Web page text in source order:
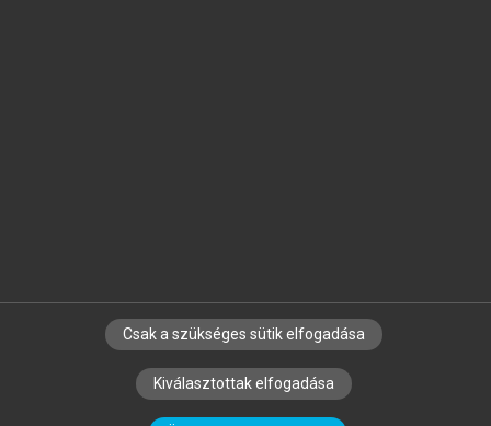
SZERZŐKNEK CÉGEKNEK KÖNYVTÁROSOKNAK
SZERKESZTÉSI ÉS LEKTORÁLÁSI ALAPELVEK
Csak a szükséges sütik elfogadása
Kiválasztottak elfogadása